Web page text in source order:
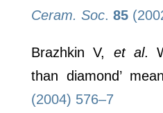
Ceram. Soc. 85
Brazhkin V, et al.
than diamond’ mean
(2004) 576–7